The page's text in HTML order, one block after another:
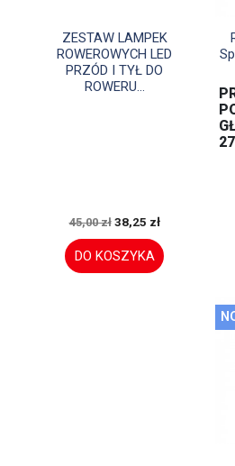
Szybki podgląd
ZESTAW LAMPEK
ROWEROWYCH LED
PRZÓD I TYŁ DO
ROWERU...
45,00 zł 38,25 zł
DO KOSZYKA